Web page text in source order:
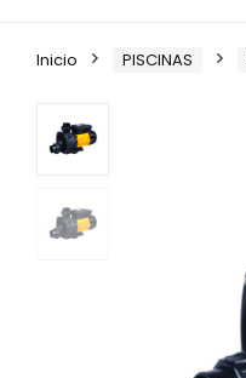
Inicio PISCINAS